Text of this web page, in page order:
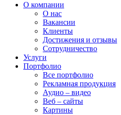
О компании
О нас
Вакансии
Клиенты
Достижения и отзывы
Сотрудничество
Услуги
Портфолио
Все портфолио
Рекламная продукция
Аудио – видео
Веб – сайты
Картины